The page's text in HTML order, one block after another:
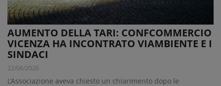
AUMENTO DELLA TARI: CONFCOMMERCIO
VICENZA HA INCONTRATO VIAMBIENTE E I
SINDACI
22/06/2026
L’Associazione aveva chiesto un chiarimento dopo le